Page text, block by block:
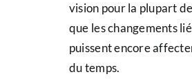
vision pour la plupart
que les changements
puissent encore
du temps.